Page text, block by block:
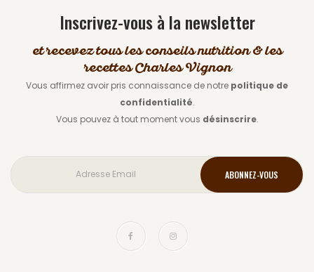
Inscrivez-vous à la newsletter
et recevez tous les conseils nutrition & les
recettes Charles Vignon
Vous affirmez avoir pris connaissance de notre politique de
confidentialité.
Vous pouvez à tout moment vous désinscrire.